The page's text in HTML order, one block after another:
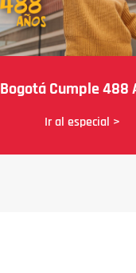
Bogotá Cumple 488
Ir al especial >